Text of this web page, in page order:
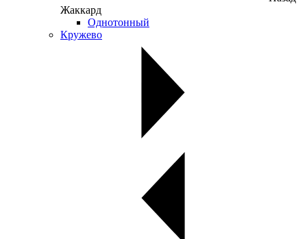
Жаккард
Однотонный
Кружево